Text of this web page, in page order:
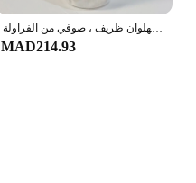
كوب زجاجي كاواي مع غطاء خيزران وقش ، أكواب قهوة ساخنة مثلجة ، هدية بهلوان ظريف ، صوفي من الفراولة
MAD214.93